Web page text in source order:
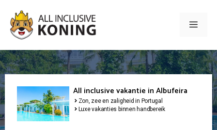
naar
inhoud
Menu
All inclusive vakantie in Albufeira
Zon, zee en zaligheid in Portugal
Luxe vakanties binnen handbereik